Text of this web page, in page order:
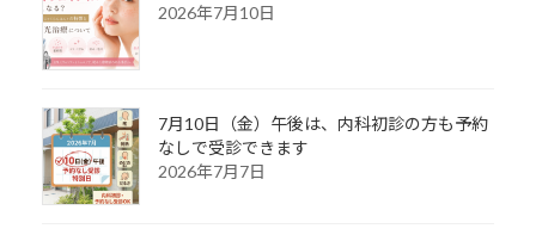
2026年7月10日
7月10日（金）午後は、内科初診の方も予約
なしで受診できます
2026年7月7日